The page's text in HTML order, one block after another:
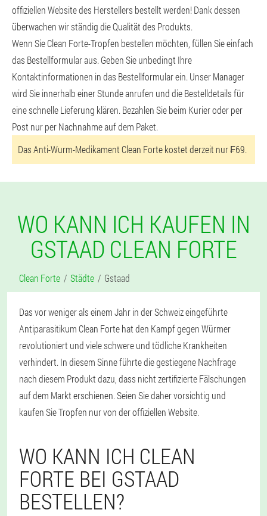
offiziellen Website des Herstellers bestellt werden! Dank dessen
überwachen wir ständig die Qualität des Produkts.
Wenn Sie Clean Forte-Tropfen bestellen möchten, füllen Sie einfach
das Bestellformular aus. Geben Sie unbedingt Ihre
Kontaktinformationen in das Bestellformular ein. Unser Manager
wird Sie innerhalb einer Stunde anrufen und die Bestelldetails für
eine schnelle Lieferung klären. Bezahlen Sie beim Kurier oder per
Post nur per Nachnahme auf dem Paket.
Das Anti-Wurm-Medikament Clean Forte kostet derzeit nur ₣69.
WO KANN ICH KAUFEN IN
GSTAAD CLEAN FORTE
Clean Forte Städte Gstaad
Das vor weniger als einem Jahr in der Schweiz eingeführte
Antiparasitikum Clean Forte hat den Kampf gegen Würmer
revolutioniert und viele schwere und tödliche Krankheiten
verhindert. In diesem Sinne führte die gestiegene Nachfrage
nach diesem Produkt dazu, dass nicht zertifizierte Fälschungen
auf dem Markt erschienen. Seien Sie daher vorsichtig und
kaufen Sie Tropfen nur von der offiziellen Website.
WO KANN ICH CLEAN
FORTE BEI GSTAAD
BESTELLEN?